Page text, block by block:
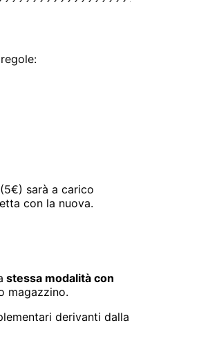
sarà a carico
con la nuova.
stessa modalità con
magazzino.
derivanti dalla